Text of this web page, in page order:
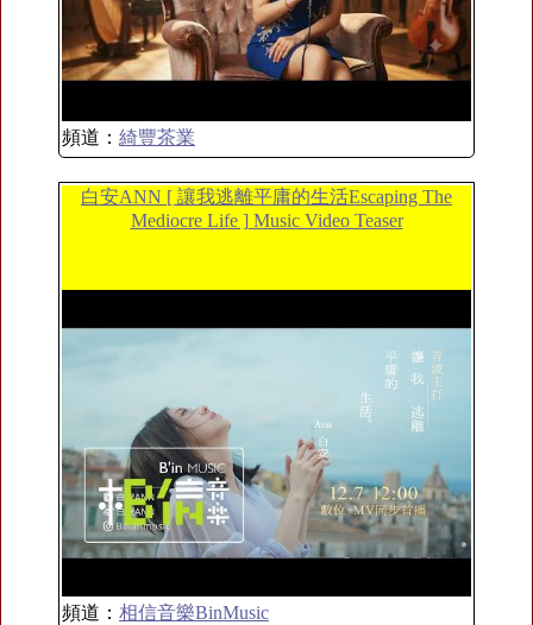
頻道： 綺豐茶業
白安ANN [ 讓我逃離平庸的生活Escaping The
Mediocre Life ] Music Video Teaser
頻道： 相信音樂BinMusic